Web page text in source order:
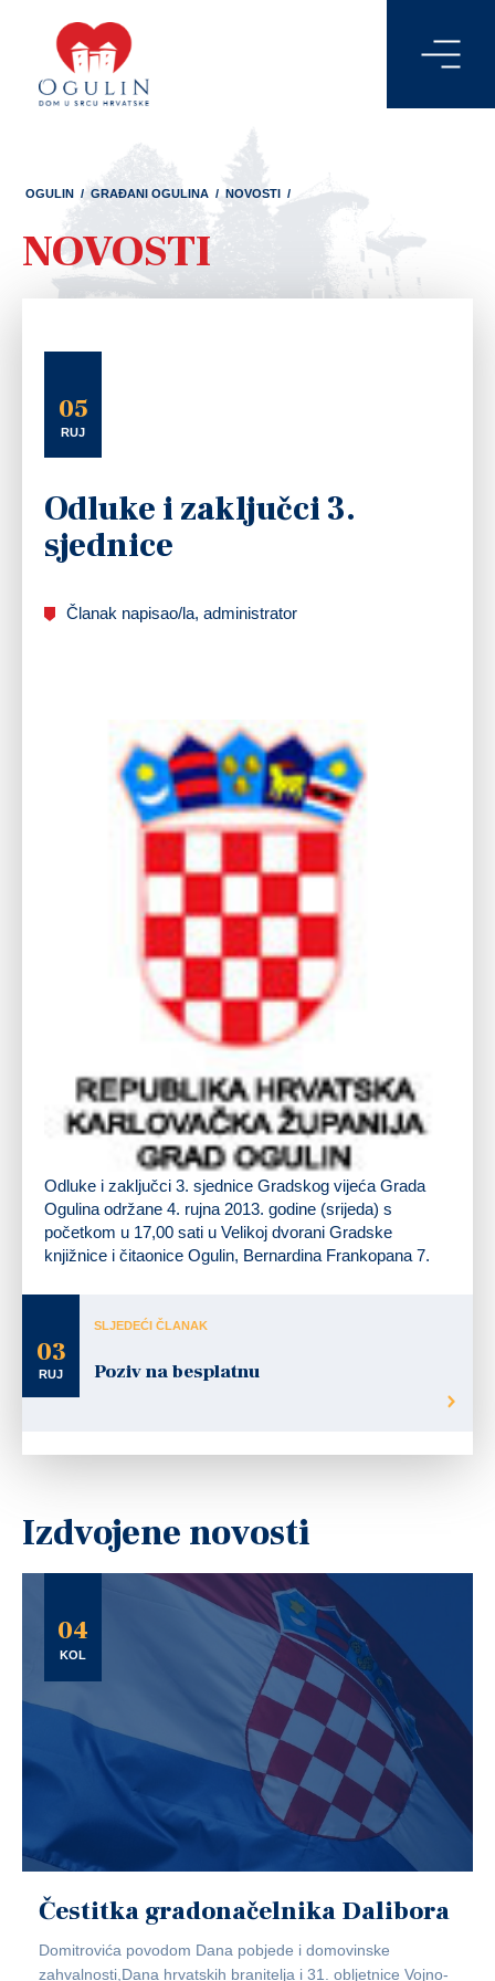
OGULIN / GRAĐANI OGULINA / NOVOSTI /
NOVOSTI
05
RUJ
Odluke i zaključci 3.
sjednice
Članak napisao/la, administrator
Odluke i zaključci 3. sjednice Gradskog vijeća Grada
Ogulina održane 4. rujna 2013. godine (srijeda) s
početkom u 17,00 sati u Velikoj dvorani Gradske
knjižnice i čitaonice Ogulin, Bernardina Frankopana 7.
03
RUJ
SLJEDEĆI ČLANAK
Poziv na besplatnu
Izdvojene novosti
04
KOL
Čestitka gradonačelnika Dalibora
Domitrovića povodom Dana pobjede i domovinske
zahvalnosti,Dana hrvatskih branitelja i 31. obljetnice Vojno-